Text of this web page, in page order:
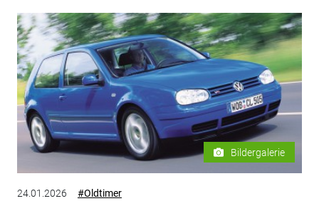
Bildergalerie
24.01.2026 #Oldtimer